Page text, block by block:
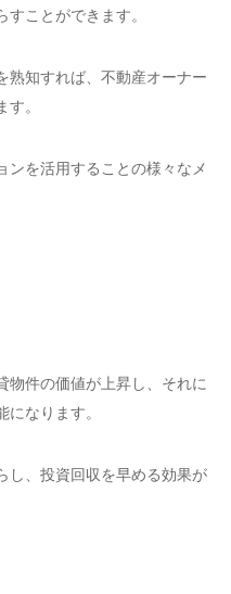
ことができます。
熟知すれば、不動産オーナー
。
ンを活用することの様々なメ
物件の価値が上昇し、それに
になります。
し、投資回収を早める効果が